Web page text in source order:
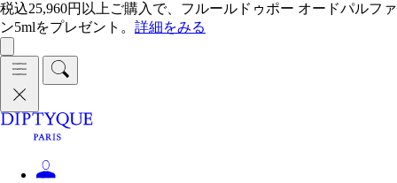
税込25,960円以上ご購入で、フルールドゥポー オードパルファ
ン5mlをプレゼント。 詳細をみる